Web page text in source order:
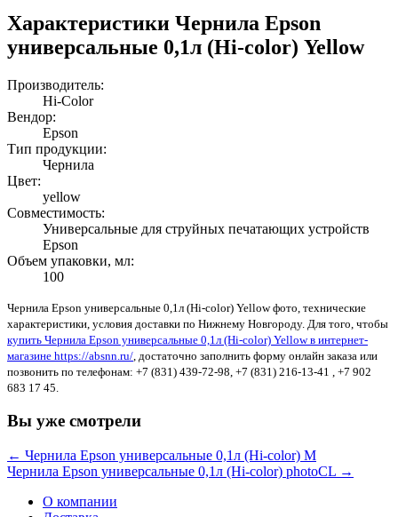
Характеристики Чернила Epson
универсальные 0,1л (Hi-color) Yellow
Производитель:
Hi-Color
Вендор:
Epson
Тип продукции:
Чернила
Цвет:
yellow
Совместимость:
Универсальные для струйных печатающих устройств
Epson
Объем упаковки, мл:
100
Чернила Epson универсальные 0,1л (Hi-color) Yellow фото, технические
характеристики, условия доставки по Нижнему Новгороду. Для того, чтобы
купить Чернила Epson универсальные 0,1л (Hi-color) Yellow в интернет-
магазине https://absnn.ru/ , достаточно заполнить форму онлайн заказа или
позвонить по телефонам: +7 (831) 439-72-98, +7 (831) 216-13-41 , +7 902
683 17 45.
Вы уже смотрели
← Чернила Epson универсальные 0,1л (Hi-color) M
Чернила Epson универсальные 0,1л (Hi-color) photoCL →
О компании